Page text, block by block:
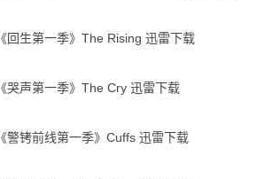
《回生第一季》The Rising 迅雷下载
《哭声第一季》The Cry 迅雷下载
《警铐前线第一季》Cuffs 迅雷下载